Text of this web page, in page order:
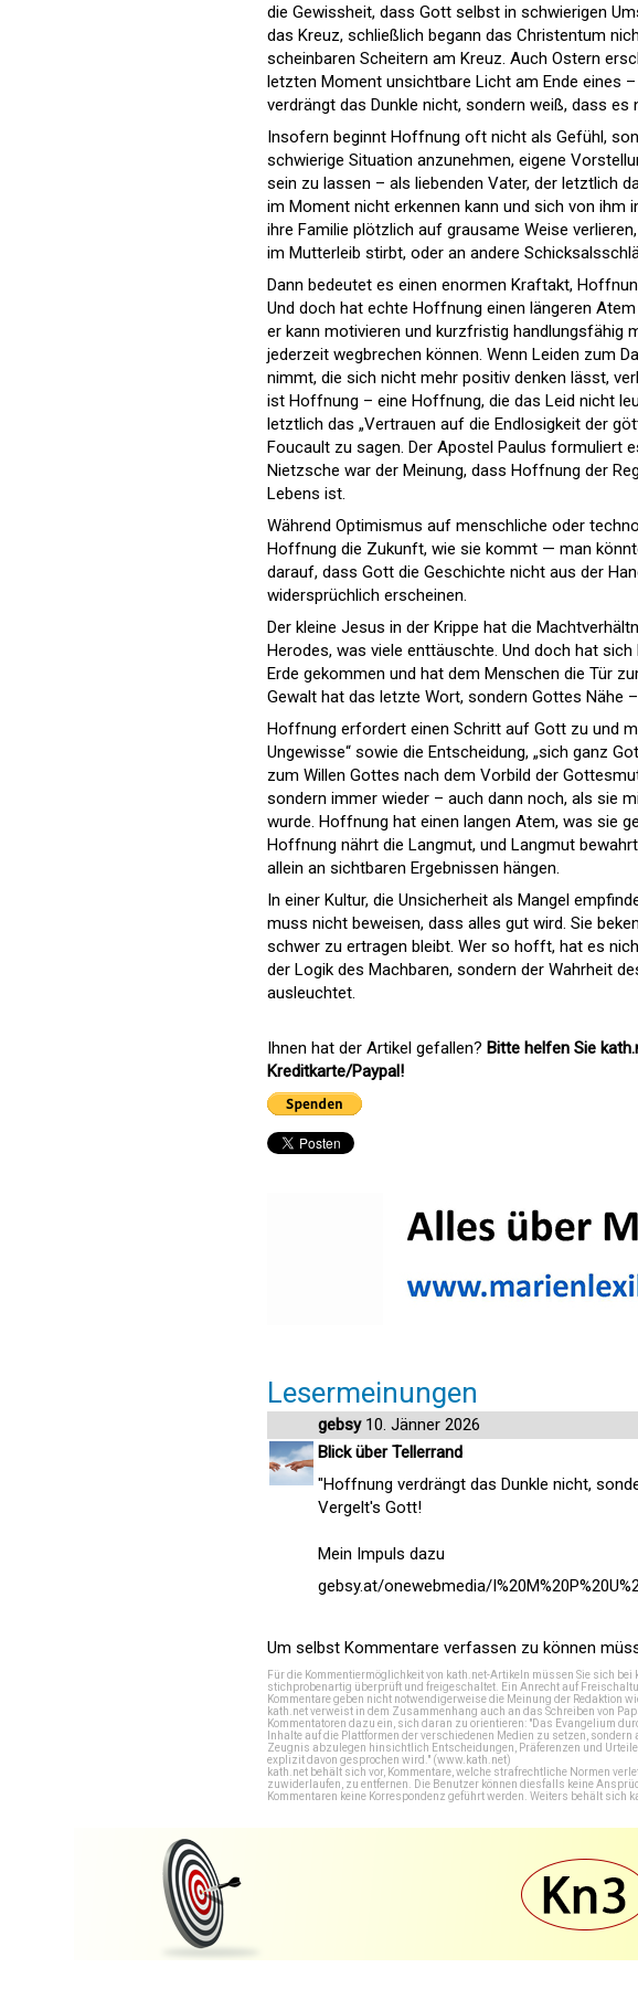
die Gewissheit, dass Gott selbst in schwierigen
das Kreuz, schließlich begann das Christentum
scheinbaren Scheitern am Kreuz. Auch Ostern
letzten Moment unsichtbare Licht am Ende eines
verdrängt das Dunkle nicht, sondern weiß, dass
Insofern beginnt Hoffnung oft nicht als Gefühl,
schwierige Situation anzunehmen, eigene
sein zu lassen – als liebenden Vater, der letztlich
im Moment nicht erkennen kann und sich von ihm
ihre Familie plötzlich auf grausame Weise
im Mutterleib stirbt, oder an andere
Dann bedeutet es einen enormen Kraftakt,
Und doch hat echte Hoffnung einen längeren
er kann motivieren und kurzfristig handlungsfähig
jederzeit wegbrechen können. Wenn Leiden zum
nimmt, die sich nicht mehr positiv denken lässt,
ist Hoffnung – eine Hoffnung, die das Leid nicht
letztlich das „Vertrauen auf die Endlosigkeit der
Foucault zu sagen. Der Apostel Paulus formuliert
Nietzsche war der Meinung, dass Hoffnung der
Lebens ist.
Während Optimismus auf menschliche oder
Hoffnung die Zukunft, wie sie kommt — man
darauf, dass Gott die Geschichte nicht aus der
widersprüchlich erscheinen.
Der kleine Jesus in der Krippe hat die
Herodes, was viele enttäuschte. Und doch hat
Erde gekommen und hat dem Menschen die Tür
Gewalt hat das letzte Wort, sondern Gottes Nähe
Hoffnung erfordert einen Schritt auf Gott zu und
Ungewisse“ sowie die Entscheidung, „sich ganz
zum Willen Gottes nach dem Vorbild der
sondern immer wieder – auch dann noch, als sie
wurde. Hoffnung hat einen langen Atem, was sie
Hoffnung nährt die Langmut, und Langmut
allein an sichtbaren Ergebnissen hängen.
In einer Kultur, die Unsicherheit als Mangel
muss nicht beweisen, dass alles gut wird. Sie
schwer zu ertragen bleibt. Wer so hofft, hat es
der Logik des Machbaren, sondern der Wahrheit
ausleuchtet.
Ihnen hat der Artikel gefallen? Bitte helfen Sie
Kreditkarte/Paypal!
Lesermeinungen
gebsy10. Jänner 2026
Blick über Tellerrand
"Hoffnung verdrängt das Dunkle nicht,
Vergelt's Gott!
Mein Impuls dazu
gebsy.at/onewebmedia/
Um selbst Kommentare verfassen zu können
Für die Kommentiermöglichkeit von kath.net-Artikeln müssen Sie sich bei
stichprobenartig überprüft und freigeschaltet. Ein Anrecht auf
Kommentare geben nicht notwendigerweise die Meinung der Redaktion
kath.net verweist in dem Zusammenhang auch an das Schreiben von
Kommentatoren dazu ein, sich daran zu orientieren: "Das Evangelium
Inhalte auf die Plattformen der verschiedenen Medien zu setzen,
Zeugnis abzulegen hinsichtlich Entscheidungen, Präferenzen und
explizit davon gesprochen wird." (www.kath.net)
kath.net behält sich vor, Kommentare, welche strafrechtliche Normen
zuwiderlaufen, zu entfernen. Die Benutzer können diesfalls keine
Kommentaren keine Korrespondenz geführt werden. Weiters behält sich